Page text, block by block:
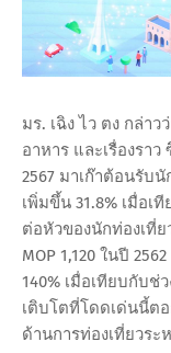
มร. เฉิง ไว ตง กล่า
อาหาร และเรื่องรา
2567 มาเก๊าต้อนรับ
เพิ่มขึ้น 31.8% เมื่อเ
ต่อหัวของนักท่องเที่
MOP 1,120 ในปี
140% เมื่อเทียบกับช่
เติบโตที่โดดเด่นนี้ต
ด้านการท่องเที่ยวระ